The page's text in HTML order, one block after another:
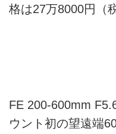
格は27万8000円（
FE 200-600mm
ウント初の望遠端